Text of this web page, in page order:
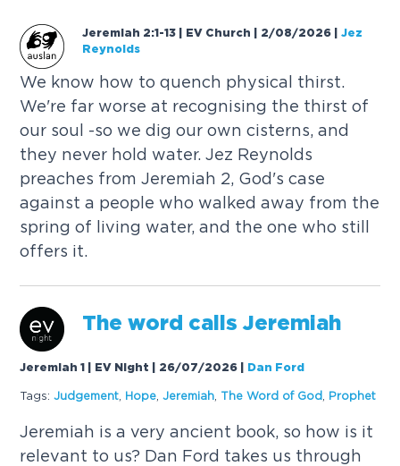
Jeremiah 2:1-13 | EV Church | 2/08/2026 |Jez
Reynolds
We know how to quenc h p hysica t hirst.
We're far worse at recognising t he t hirst of
our sou -so we d ig our own cisterns, and
t hey never ho ld water. Jez Reyno ld s
preac hes from Jeremia h 2, God 's case
against a peop e w ho wa ked away from t he
spring of iving water, and t he one w ho sti
offers it.
T he word ca ls Jeremia h
Jeremiah 1 | EV Night | 26/07/2026 Dan Ford
Tags: Jud gement Hope ,Jeremiah The Word of God Prophet
Jeremia h is a very ancient boo k, so how is it
re evant to us? Dan Ford ta kes us t hroug h